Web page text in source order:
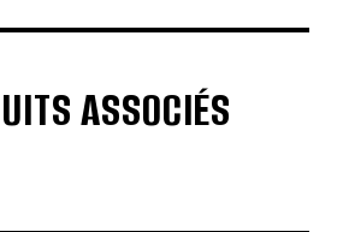
ASSOCIÉS